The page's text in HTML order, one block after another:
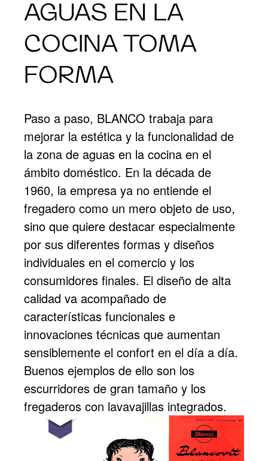
AGUAS EN LA
COCINA TOMA
FORMA
Paso a paso, BLANCO trabaja para
mejorar la estética y la funcionalidad de
la zona de aguas en la cocina en el
ámbito doméstico. En la década de
1960, la empresa ya no entiende el
fregadero como un mero objeto de uso,
sino que quiere destacar especialmente
por sus diferentes formas y diseños
individuales en el comercio y los
consumidores finales. El diseño de alta
calidad va acompañado de
características funcionales e
innovaciones técnicas que aumentan
sensiblemente el confort en el día a día.
Buenos ejemplos de ello son los
escurridores de gran tamaño y los
fregaderos con lavavajillas integrados.